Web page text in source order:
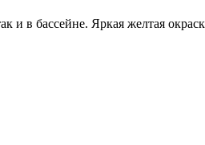
в бассейне. Яркая желтая